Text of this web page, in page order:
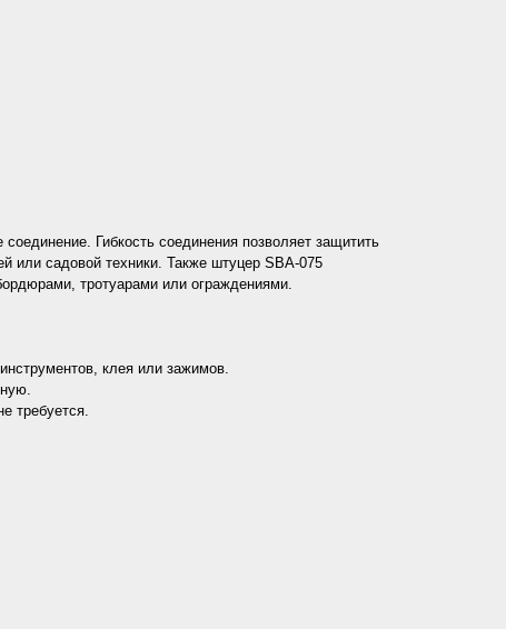
Гибкость соединения позволяет защитить
или садовой техники. Также штуцер SBA-075
тротуарами или ограждениями.
клея или зажимов.
требуется.